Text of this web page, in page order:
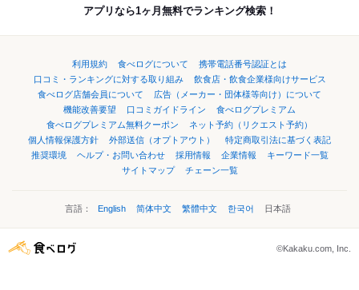
アプリなら1ヶ月無料でランキング検索！
利用規約 食べログについて
携帯電話番号認証とは
口コミ・ランキングに対する取り組み
飲食店・飲食企業様向けサービス
食べログ店舗会員について
広告（メーカー・団体様等向け）について
機能改善要望
口コミガイドライン
食べログプレミアム
食べログプレミアム無料クーポン
ネット予約（リクエスト予約）
個人情報保護方針
外部送信（オプトアウト）
特定商取引法に基づく表記
推奨環境
ヘルプ・お問い合わせ 採用情報 企業情報
キーワード一覧
サイトマップ
チェーン一覧
言語： English 简体中文 繁體中文 한국어 日本語
©Kakaku.com, Inc.